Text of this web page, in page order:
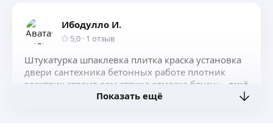
Ибодулло И.
5,0 · 1 отзыв
Штукатурка шпаклевка плитка краска установка
двери сантехника бетонных работе плотник
электрик строит дом стяжка отмоска брусчаткаещё
Показать ещё